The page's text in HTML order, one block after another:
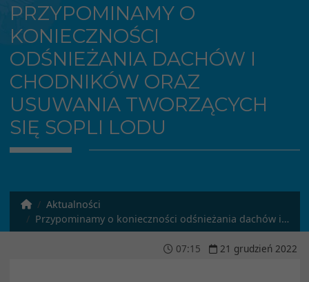
PRZYPOMINAMY O
KONIECZNOŚCI
ODŚNIEŻANIA DACHÓW I
CHODNIKÓW ORAZ
USUWANIA TWORZĄCYCH
SIĘ SOPLI LODU
Aktualności
Przypominamy o konieczności odśnieżania dachów i chodników oraz usuwania tworzących się sopli lodu
07:15 21 grudzień 2022